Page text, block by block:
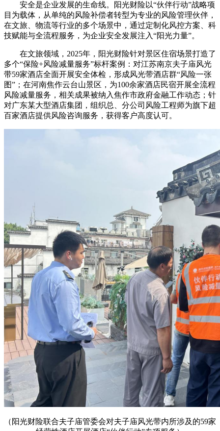
安全是企业发展的生命线。阳光财险以“伙伴行动”战略项
目为载体，从单纯的风险补偿者转型为专业的风险管理伙伴，
在文旅、物流等行业的多个场景中，通过定制化风控方案、科
技赋能与全流程服务，为企业安全发展注入“阳光力量”。
在文旅领域，2025年，阳光财险针对景区住宿场景打造了
多个“保险+风险减量服务”标杆案例：对江苏南京夫子庙风光
带59家酒店全面开展安全体检，形成风光带酒店群“风险一张
图”；在河南焦作云台山景区，为100余家酒店民宿开展全流程
风险减量服务，相关成果被纳入焦作市政府金融工作动态；针
对广东某大型酒店集团，组织总、分公司风险工程师为旗下超
百家酒店提供风险咨询服务，获得客户高度认可。
（阳光财险联合夫子庙管委会对夫子庙风光带内所涉及的59家